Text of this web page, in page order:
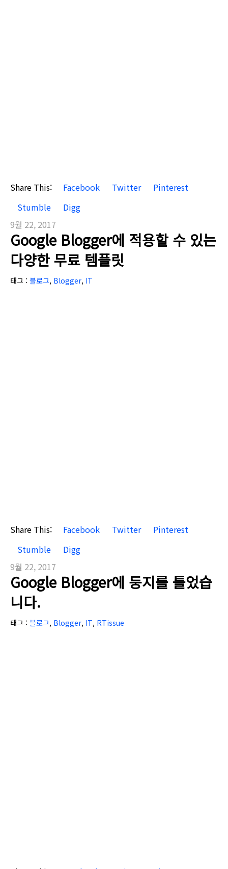
Share This: Facebook Twitter
Pinterest
Stumble
Digg
9월 22, 2017
Google Blogger에 적용할 수 있는
다양한 무료 템플릿
태그 : 블로그, Blogger, IT
Share This: Facebook Twitter
Pinterest
Stumble
Digg
9월 22, 2017
Google Blogger에 둥지를 틀었습
니다.
태그 : 블로그, Blogger, IT, RTissue